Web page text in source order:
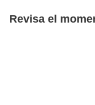
Revisa el